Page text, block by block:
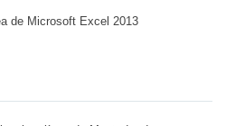
de Microsoft Excel 2013